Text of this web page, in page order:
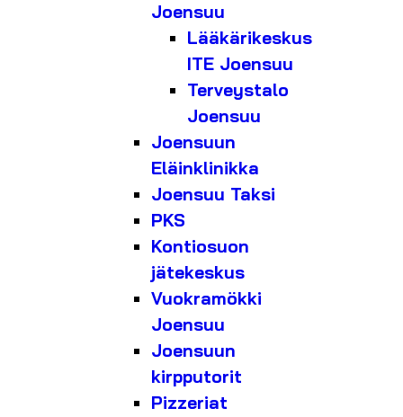
Joensuu
Lääkärikeskus
ITE Joensuu
Terveystalo
Joensuu
Joensuun
Eläinklinikka
Joensuu Taksi
PKS
Kontiosuon
jätekeskus
Vuokramökki
Joensuu
Joensuun
kirpputorit
Pizzeriat